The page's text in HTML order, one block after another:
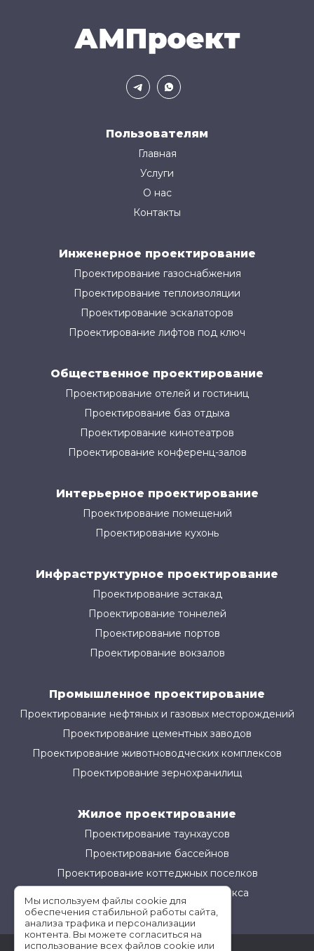
Пользователям
Главная
Услуги
О нас
Контакты
Инженерное проектирование
Проектирование газоснабжения
Проектирование теплоизоляции
Проектирование эскалаторов
Проектирование лифтов под ключ
Общественное проектирование
Проектирование отелей и гостиниц
Проектирование баз отдыха
Проектирование кинотеатров
Проектирование конференц-залов
Интерьерное проектирование
Проектирование помещений
Проектирование кухонь
Инфраструктурное проектирование
Проектирование эстакад
Проектирование тоннелей
Проектирование портов
Проектирование вокзалов
Промышленное проектирование
Проектирование нефтяных и газовых месторождений
Проектирование цементных заводов
Проектирование животноводческих комплексов
Проектирование зернохранилищ
Жилое проектирование
Проектирование таунхаусов
Проектирование бассейнов
Проектирование коттеджных поселков
Проектирование жилого комплекса
Мы используем файлы cookie для
обеспечения стабильной работы сайта,
анализа трафика и персонализации
контента. Вы можете согласиться на
использование всех файлов cookie или